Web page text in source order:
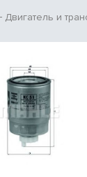
Двигатель и